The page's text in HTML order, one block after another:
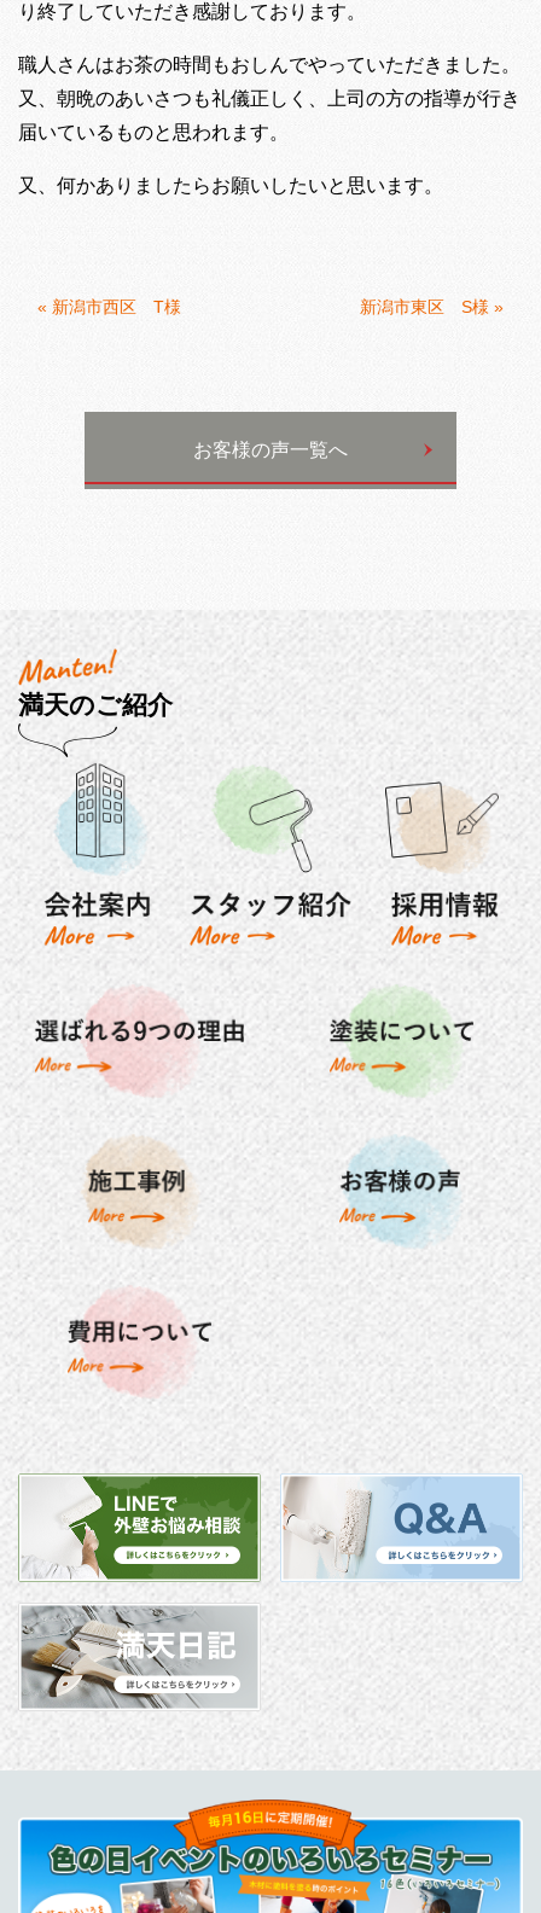
り終了していただき感謝しております。
職人さんはお茶の時間もおしんでやっていただきました。
又、朝晩のあいさつも礼儀正しく、上司の方の指導が行き
届いているものと思われます。
又、何かありましたらお願いしたいと思います。
« 新潟市西区 T様 新潟市東区 S様 »
お客様の声一覧へ
満天のご紹介